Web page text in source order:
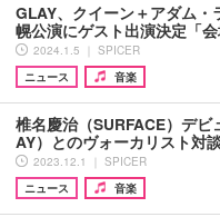
GLAY、クイーン＋アダム
幌公演にゲスト出演決定「
2024.1.5 ｜ SPICER
ニュース
音楽
椎名慶治（SURFACE）デ
AY）とのヴォーカリスト対
2023.12.1 ｜ SPICER
ニュース
音楽